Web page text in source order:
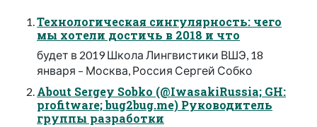
Технологическая сингулярность: чего
мы хотели достичь в 2018 и что
будет в 2019 Школа Лингвистики ВШЭ, 18
января – Москва, Россия Сергей Собко
About Sergey Sobko (@IwasakiRussia; GH:
profitware; bug2bug.me) Руководитель
группы разработки